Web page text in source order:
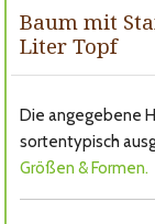
Baum mit
Liter Topf
Die angegebene
sortentypisch
Größen & Formen.